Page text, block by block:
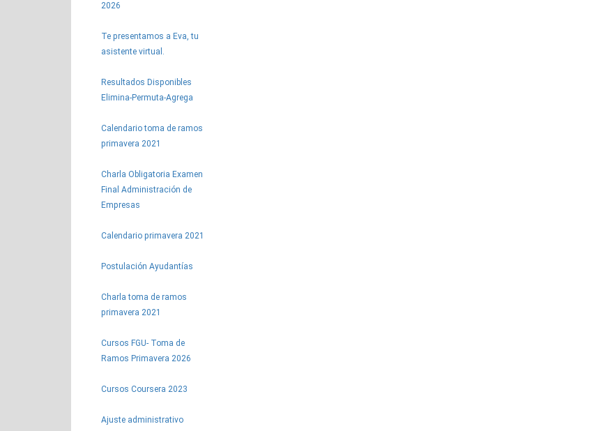
2026
Te presentamos a Eva, tu
asistente virtual.
Resultados Disponibles
Elimina-Permuta-Agrega
Calendario toma de ramos
primavera 2021
Charla Obligatoria Examen
Final Administración de
Empresas
Calendario primavera 2021
Postulación Ayudantías
Charla toma de ramos
primavera 2021
Cursos FGU- Toma de
Ramos Primavera 2026
Cursos Coursera 2023
Ajuste administrativo